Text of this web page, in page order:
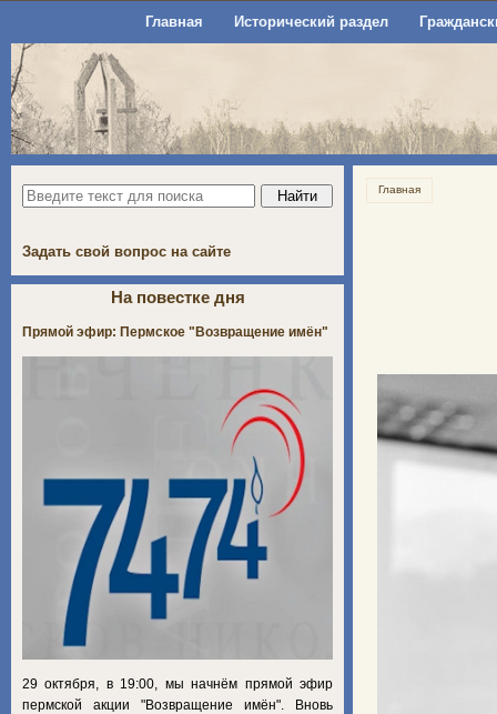
Главная Исторический раздел
Главная
Задать свой вопрос на сайте
На повестке дня
Прямой эфир: Пермское "Возвращение имён"
29 октября, в 19:00, мы начнём прямой эфир
пермской акции "Возвращение имён". Вновь